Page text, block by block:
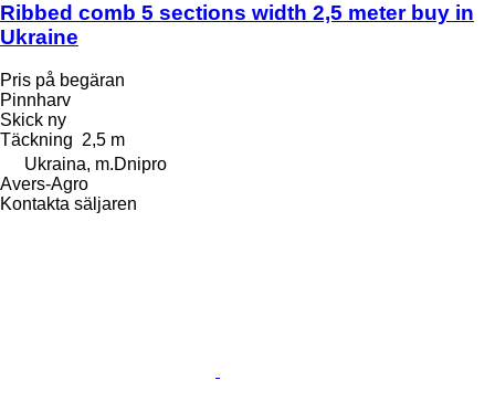
Ribbed comb 5 sections width 2,5 meter buy in
Ukraine
Pris på begäran
Pinnharv
Skick ny
Täckning 2,5 m
Ukraina, m.Dnipro
Avers-Agro
Kontakta säljaren